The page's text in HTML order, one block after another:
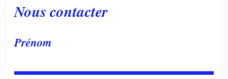
Nous contacter
Prénom